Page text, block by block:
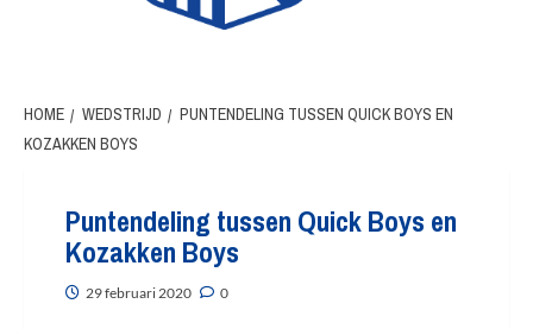
HOME WEDSTRIJD
PUNTENDELING TUSSEN QUICK BOYS EN
KOZAKKEN BOYS
Puntendeling tussen Quick Boys en
Kozakken Boys
29 februari 2020 0